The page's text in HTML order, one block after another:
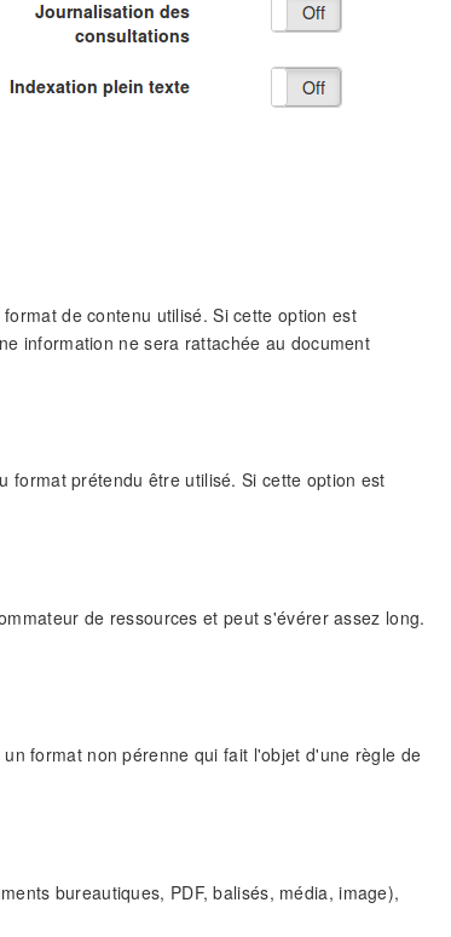
de contenu utilisé. Si cette option est
information ne sera rattachée au document
format prétendu être utilisé. Si cette option est
de ressources et peut s'évérer assez long.
format non pérenne qui fait l'objet d'une règle de
bureautiques, PDF, balisés, média, image),